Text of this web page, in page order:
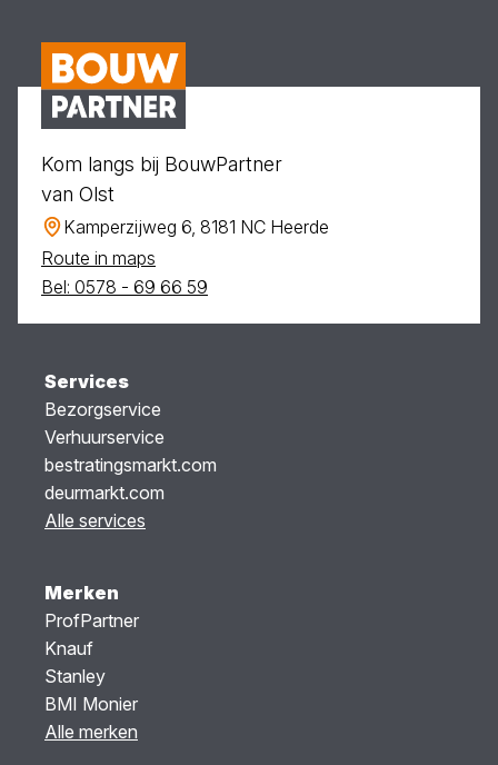
Kom langs bij BouwPartner
van Olst
Kamperzijweg 6, 8181 NC Heerde
Route in maps
Bel: 0578 - 69 66 59
Services
Bezorgservice
Verhuurservice
bestratingsmarkt.com
deurmarkt.com
Alle services
Merken
ProfPartner
Knauf
Stanley
BMI Monier
Alle merken